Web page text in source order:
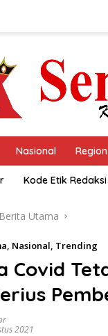
Nasional Region
Kode Etik
Berita Utama
, Nasional, Trending
Covid
2021